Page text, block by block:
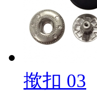
揿扣 03